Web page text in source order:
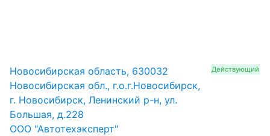
Новосибирская область, 630032
Новосибирская обл., г.о.г.Новосибирск,
г. Новосибирск, Ленинский р-н, ул.
Большая, д.228
ООО "Автотехэксперт"
Действующий